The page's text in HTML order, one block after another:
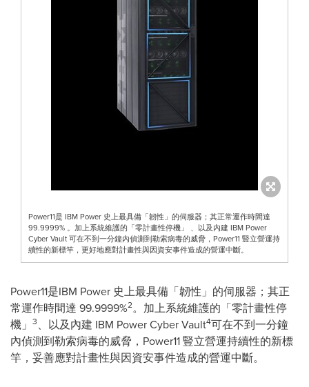
Power11是 IBM Power 史上最具備「韌性」的伺服器；其正常運作時間達
99.9999% 。加上系統維護的「零計畫性停機」 、以及內建 IBM Power
Cyber Vault 可在不到一分鐘內偵測到勒索病毒的威脅，Power11 豎立營運持
續性的新標竿，更好地應對計畫性與因資安事件造成的營運中斷。
Power11是IBM Power 史上最具備「韌性」的伺服器；其正
常運作時間達 99.9999%2。加上系統維護的「零計畫性停
機」 3、以及內建 IBM Power Cyber Vault4可在不到一分鐘
內偵測到勒索病毒的威脅，Power11 豎立營運持續性的新標
竿，妥善應對計畫性與因資安事件造成的營運中斷。